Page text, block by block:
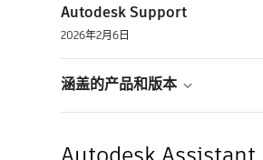
Autodesk Support
2026年2月6日
涵盖的产品和版本